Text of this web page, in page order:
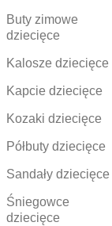
Buty zimowe
dziecięce
Kalosze dziecięce
Kapcie dziecięce
Kozaki dziecięce
Półbuty dziecięce
Sandały dziecięce
Śniegowce
dziecięce